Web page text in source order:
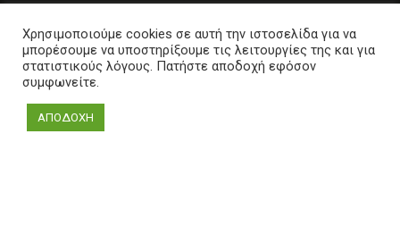
Χρησιμοποιούμε cookies σε αυτή την ιστοσελίδα για να
μπορέσουμε να υποστηρίξουμε τις λειτουργίες της και για
στατιστικούς λόγους. Πατήστε αποδοχή εφόσον
συμφωνείτε.
ΑΠΟΔΟΧΗ